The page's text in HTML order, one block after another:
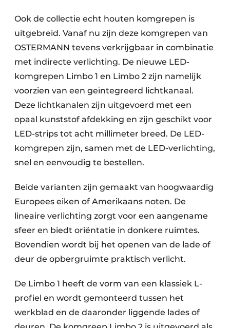
Ook de collectie echt houten komgrepen is
uitgebreid. Vanaf nu zijn deze komgrepen van
OSTERMANN tevens verkrijgbaar in combinatie
met indirecte verlichting. De nieuwe LED-
komgrepen Limbo 1 en Limbo 2 zijn namelijk
voorzien van een geïntegreerd lichtkanaal.
Deze lichtkanalen zijn uitgevoerd met een
opaal kunststof afdekking en zijn geschikt voor
LED-strips tot acht millimeter breed. De LED-
komgrepen zijn, samen met de LED-verlichting,
snel en eenvoudig te bestellen.
Beide varianten zijn gemaakt van hoogwaardig
Europees eiken of Amerikaans noten. De
lineaire verlichting zorgt voor een aangename
sfeer en biedt oriëntatie in donkere ruimtes.
Bovendien wordt bij het openen van de lade of
deur de opbergruimte praktisch verlicht.
De Limbo 1 heeft de vorm van een klassiek L-
profiel en wordt gemonteerd tussen het
werkblad en de daaronder liggende lades of